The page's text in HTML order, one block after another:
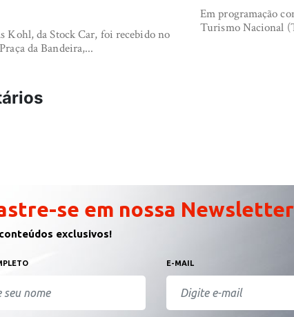
Kohl, da Stock Car, foi recebido no
da Bandeira,...
Em programação
Turismo Nacional
se em nossa Newsletter
exclusivos!
E-MAIL